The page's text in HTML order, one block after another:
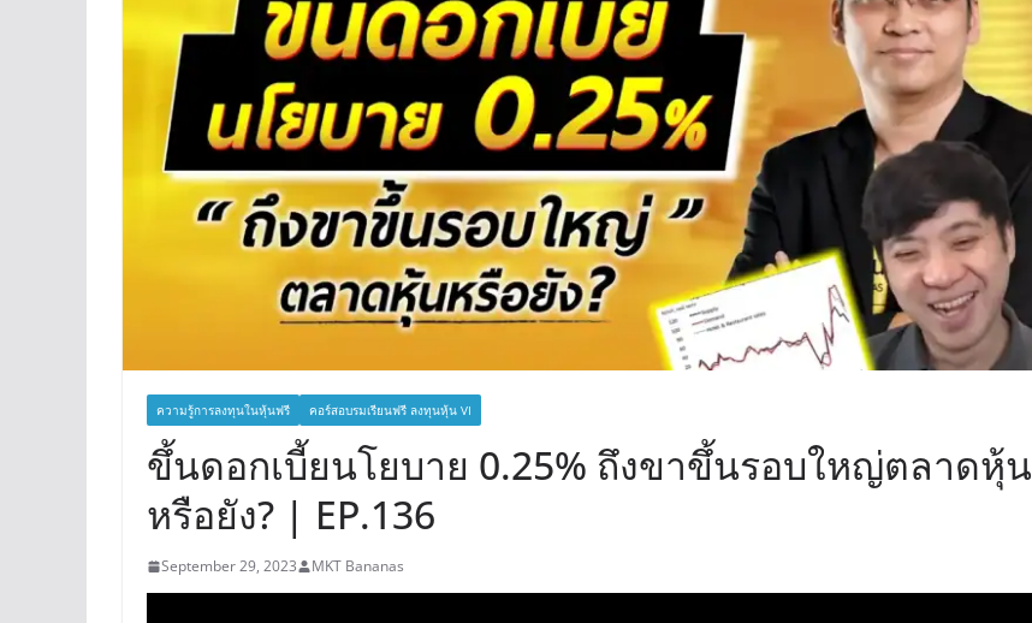
ความรู้การลงทุนในหุ้นฟรี คอร์สอบรมเรียนฟรี ลงทุนหุ้น VI
ขึ้นดอกเบี้ยนโยบาย 0.25% ถึงขาขึ้นรอบใหญ่ตลาดหุ้น
หรือยัง? | EP.136
September 29, 2023 MKT Bananas